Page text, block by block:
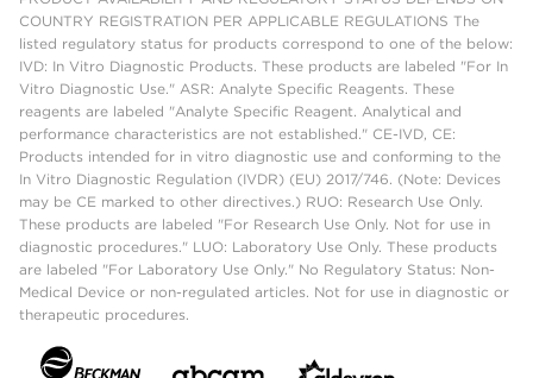
COUNTRY REGISTRATION PER APPLICABLE REGULATIONS The
listed regulatory status for products correspond to one of the below:
IVD: In Vitro Diagnostic Products. These products are labeled "For In
Vitro Diagnostic Use." ASR: Analyte Specific Reagents. These
reagents are labeled "Analyte Specific Reagent. Analytical and
performance characteristics are not established." CE-IVD, CE:
Products intended for in vitro diagnostic use and conforming to the
In Vitro Diagnostic Regulation (IVDR) (EU) 2017/746. (Note: Devices
may be CE marked to other directives.) RUO: Research Use Only.
These products are labeled "For Research Use Only. Not for use in
diagnostic procedures." LUO: Laboratory Use Only. These products
are labeled "For Laboratory Use Only." No Regulatory Status: Non-
Medical Device or non-regulated articles. Not for use in diagnostic or
therapeutic procedures.